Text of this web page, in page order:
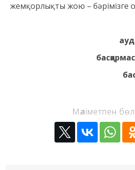
жемқорлықты жою – бәрімізге
Мәліметпен